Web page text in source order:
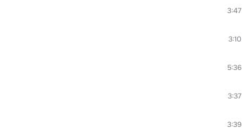
3:47
3:10
5:36
3:37
3:39